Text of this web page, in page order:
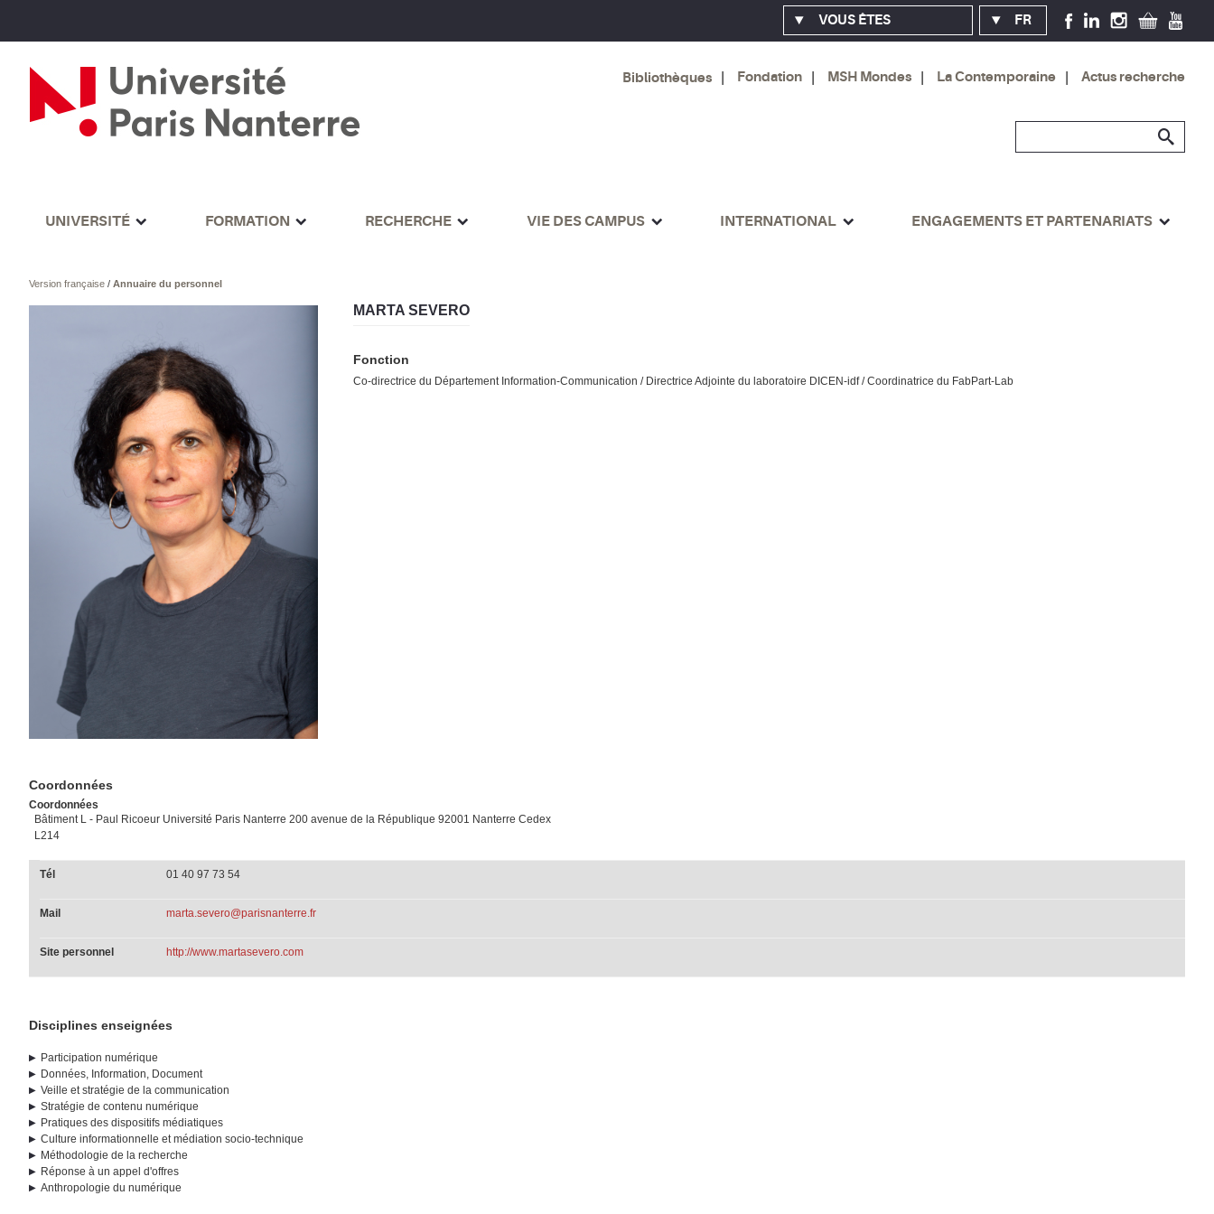
VOUS ÊTES FR
Bibliothèques Fondation MSH Mondes La Contemporaine Actus recherche
UNIVERSITÉ FORMATION RECHERCHE VIE DES CAMPUS INTERNATIONAL ENGAGEMENTS ET PARTENARIATS
Version française/ Annuaire du personnel
MARTA SEVERO
Fonction
Co-directrice du Département Information-Communication / Directrice Adjointe du laboratoire DICEN-idf / Coordinatrice du FabPart-Lab
Coordonnées
Coordonnées
Bâtiment L - Paul Ricoeur Université Paris Nanterre 200 avenue de la République 92001 Nanterre Cedex
L214
Tél 01 40 97 73 54
Mail marta.severo@parisnanterre.fr
Site personnel http://www.martasevero.com
Disciplines enseignées
Participation numérique
Données, Information, Document
Veille et stratégie de la communication
Stratégie de contenu numérique
Pratiques des dispositifs médiatiques
Culture informationnelle et médiation socio-technique
Méthodologie de la recherche
Réponse à un appel d'offres
Anthropologie du numérique